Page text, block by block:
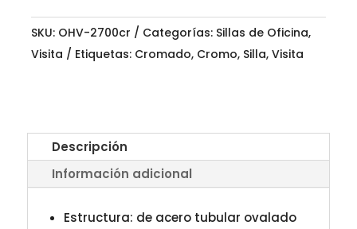
SKU: OHV-2700cr Categorías: Sillas de Oficina,
Visita
Etiquetas: Cromado, Cromo, Silla, Visita
Descripción
Información adicional
Estructura: de acero tubular ovalado